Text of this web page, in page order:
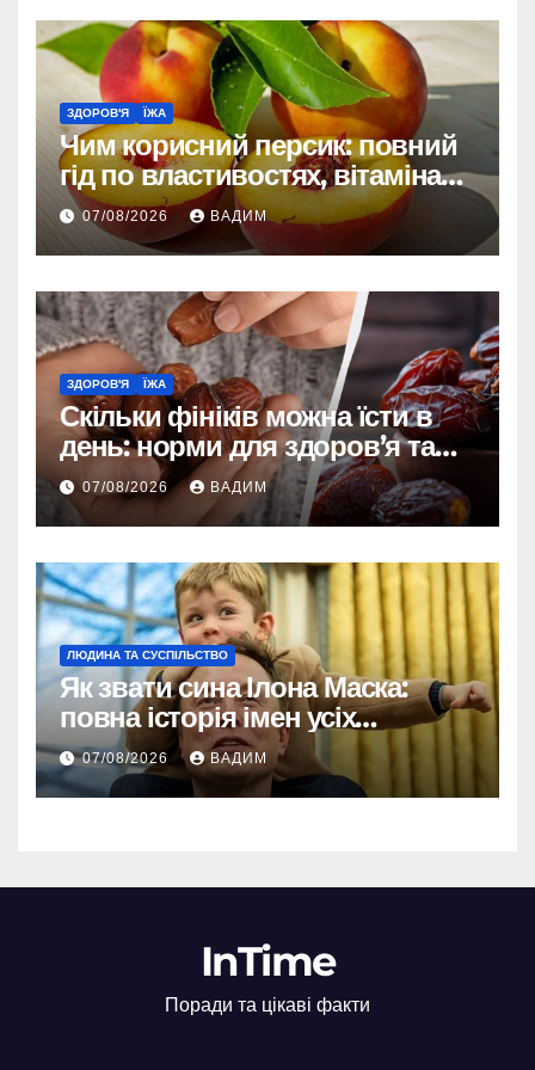
ЗДОРОВ'Я ЇЖА
Чим корисний персик: повний
гід по властивостях, вітамінах і
впливі на організм
07/08/2026 ВАДИМ
ЗДОРОВ'Я ЇЖА
Скільки фініків можна їсти в
день: норми для здоров’я та
енергії
07/08/2026 ВАДИМ
ЛЮДИНА ТА СУСПІЛЬСТВО
Як звати сина Ілона Маска:
повна історія імен усіх
хлопчиків мільярдера
07/08/2026 ВАДИМ
InTime
Поради та цікаві факти